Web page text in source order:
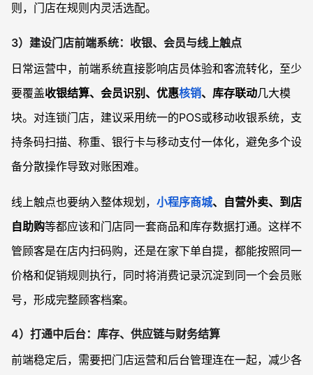
则，门店在规则内灵活选配。
3）建设门店前端系统：收银、会员与线上触点
日常运营中，前端系统直接影响店员体验和客流转化，至少
要覆盖收银结算、会员识别、优惠核销、库存联动几大模
块。对连锁门店，建议采用统一的POS或移动收银系统，支
持条码扫描、称重、银行卡与移动支付一体化，避免多个设
备分散操作导致对账困难。
线上触点也要纳入整体规划， 小程序商城、自营外卖、到店
自助购等都应该和门店同一套商品和库存数据打通。这样不
管顾客是在店内扫码购，还是在家下单自提，都能按照同一
价格和促销规则执行，同时将消费记录沉淀到同一个会员账
号，形成完整顾客档案。
4）打通中后台：库存、供应链与财务结算
前端稳定后，需要把门店运营和后台管理连在一起，减少各